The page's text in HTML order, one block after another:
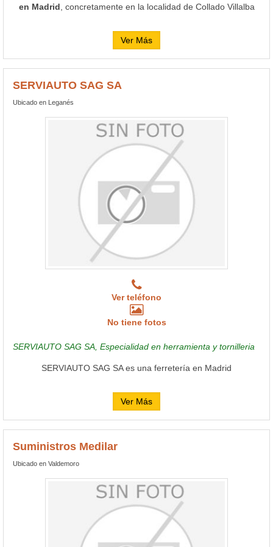
en Madrid , concretamente en la localidad de Collado Villalba
Ver Más
SERVIAUTO SAG SA
Ubicado en Leganés
Ver teléfono
No tiene fotos
SERVIAUTO SAG SA, Especialidad en herramienta y tornilleria
SERVIAUTO SAG SA es una ferretería en Madrid
Ver Más
Suministros Medilar
Ubicado en Valdemoro